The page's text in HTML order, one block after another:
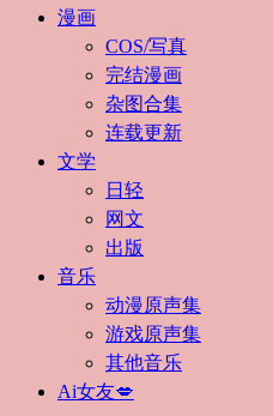
漫画
COS/写真
完结漫画
杂图合集
连载更新
文学
日轻
网文
出版
音乐
动漫原声集
游戏原声集
其他音乐
Ai女友💋